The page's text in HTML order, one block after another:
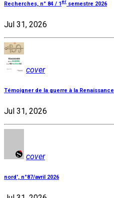
Recherches, n° 84 / 1 er semestre 2026
Jul 31, 2026
cover
Témoigner de la guerre à la Renaissance
Jul 31, 2026
cover
nord', n°87/avril 2026